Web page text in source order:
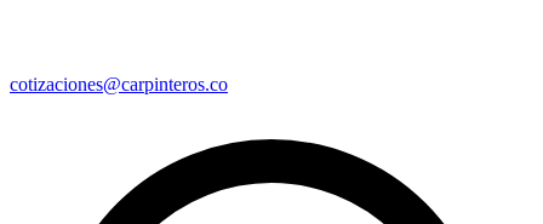
cotizaciones@carpinteros.co